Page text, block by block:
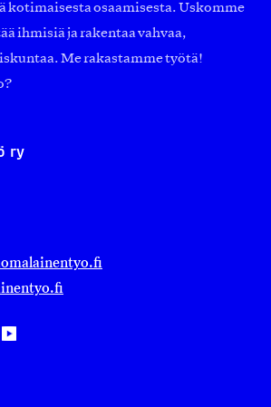
kotimaisesta osaamisesta. Uskomme
ihmisiä ja rakentaa vahvaa,
Me rakastamme työtä!
ry